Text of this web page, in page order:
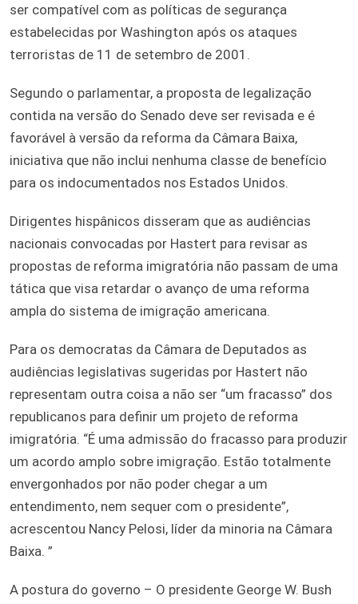
ser compatível com as políticas de segurança
estabelecidas por Washington após os ataques
terroristas de 11 de setembro de 2001.
Segundo o parlamentar, a proposta de legalização
contida na versão do Senado deve ser revisada e é
favorável à versão da reforma da Câmara Baixa,
iniciativa que não inclui nenhuma classe de benefício
para os indocumentados nos Estados Unidos.
Dirigentes hispânicos disseram que as audiências
nacionais convocadas por Hastert para revisar as
propostas de reforma imigratória não passam de uma
tática que visa retardar o avanço de uma reforma
ampla do sistema de imigração americana.
Para os democratas da Câmara de Deputados as
audiências legislativas sugeridas por Hastert não
representam outra coisa a não ser “um fracasso” dos
republicanos para definir um projeto de reforma
imigratória. “É uma admissão do fracasso para produzir
um acordo amplo sobre imigração. Estão totalmente
envergonhados por não poder chegar a um
entendimento, nem sequer com o presidente”,
acrescentou Nancy Pelosi, líder da minoria na Câmara
Baixa. ”
A postura do governo – O presidente George W. Bush